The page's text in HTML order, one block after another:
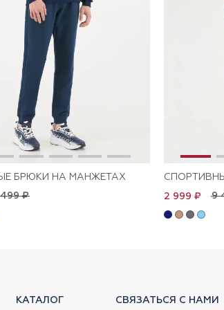
БРЮКИ НА МАНЖЕТАХ
₽
9
2 999 ₽
КАТАЛОГ СВЯЗАТЬСЯ С НАМИ